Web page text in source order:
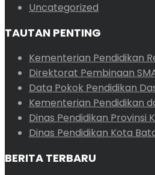
Uncategorized
TAUTAN PENTING
Kementerian Pendidikan
Direktorat Pembinaan
Data Pokok Pendidikan
Kementerian Pendidikan
Dinas Pendidikan Provinsi
Dinas Pendidikan Kota
BERITA TERBARU